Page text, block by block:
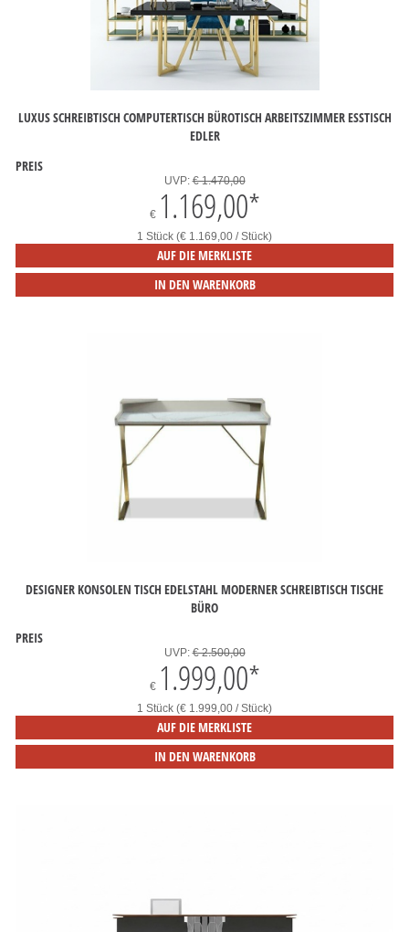
LUXUS SCHREIBTISCH COMPUTERTISCH BÜROTISCH ARBEITSZIMMER ESSTISCH
EDLER
PREIS
UVP:€ 1.470,00
€ 1.169,00*
1 Stück (€ 1.169,00 / Stück)
AUF DIE MERKLISTE
IN DEN WARENKORB
DESIGNER KONSOLEN TISCH EDELSTAHL MODERNER SCHREIBTISCH TISCHE
BÜRO
PREIS
UVP:€ 2.500,00
€ 1.999,00*
1 Stück (€ 1.999,00 / Stück)
AUF DIE MERKLISTE
IN DEN WARENKORB